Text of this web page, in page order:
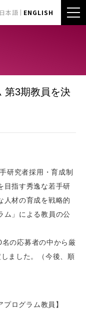
日本語 ENGLISH
第3期教員を決
研究者採用・育成制
目指す秀逸な若手研
人材の育成を戦略的
ム」による教員の公
の応募者の中から厳
ました。（今後、順
ログラム教員】